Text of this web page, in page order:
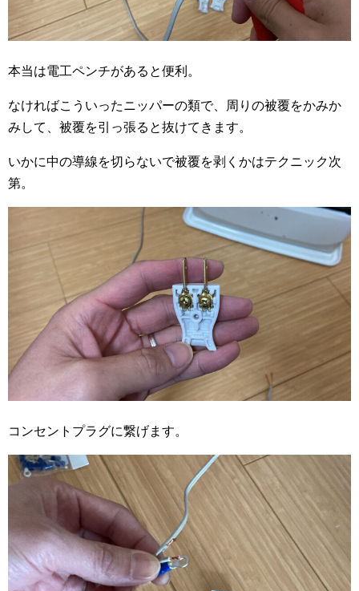
本当は電工ペンチがあると便利。
なければこういったニッパーの類で、周りの被覆をかみか
みして、被覆を引っ張ると抜けてきます。
いかに中の導線を切らないで被覆を剥くかはテクニック次
第。
コンセントプラグに繋げます。